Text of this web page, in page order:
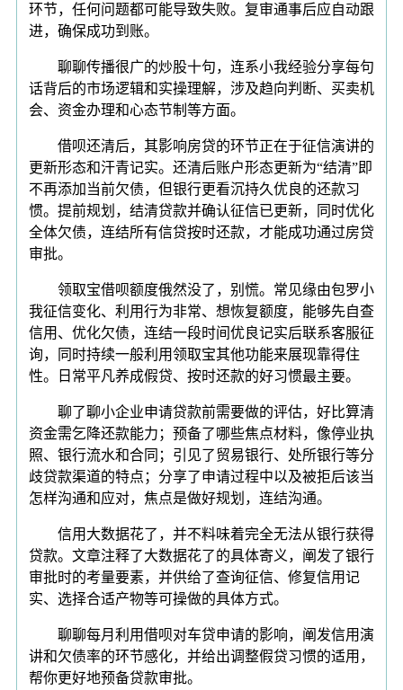
环节，任何问题都可能导致失败。复审通事后应自动跟
进，确保成功到账。
聊聊传播很广的炒股十句，连系小我经验分享每句
话背后的市场逻辑和实操理解，涉及趋向判断、买卖机
会、资金办理和心态节制等方面。
借呗还清后，其影响房贷的环节正在于征信演讲的
更新形态和汗青记实。还清后账户形态更新为“结清”即
不再添加当前欠债，但银行更看沉持久优良的还款习
惯。提前规划，结清贷款并确认征信已更新，同时优化
全体欠债，连结所有信贷按时还款，才能成功通过房贷
审批。
领取宝借呗额度俄然没了，别慌。常见缘由包罗小
我征信变化、利用行为非常、想恢复额度，能够先自查
信用、优化欠债，连结一段时间优良记实后联系客服征
询，同时持续一般利用领取宝其他功能来展现靠得住
性。日常平凡养成假贷、按时还款的好习惯最主要。
聊了聊小企业申请贷款前需要做的评估，好比算清
资金需乞降还款能力；预备了哪些焦点材料，像停业执
照、银行流水和合同；引见了贸易银行、处所银行等分
歧贷款渠道的特点；分享了申请过程中以及被拒后该当
怎样沟通和应对，焦点是做好规划，连结沟通。
信用大数据花了，并不料味着完全无法从银行获得
贷款。文章注释了大数据花了的具体寄义，阐发了银行
审批时的考量要素，并供给了查询征信、修复信用记
实、选择合适产物等可操做的具体方式。
聊聊每月利用借呗对车贷申请的影响，阐发信用演
讲和欠债率的环节感化，并给出调整假贷习惯的适用，
帮你更好地预备贷款审批。